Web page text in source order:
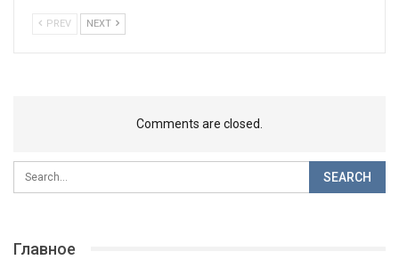
PREV NEXT
Comments are closed.
Главное